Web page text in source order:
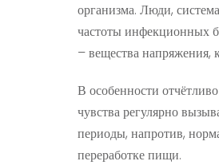
организма. Люди,
частоты инфекционных
– вещества напряжения,
В особенности
чувства регулярно
периоды, напротив,
переработке пищи.